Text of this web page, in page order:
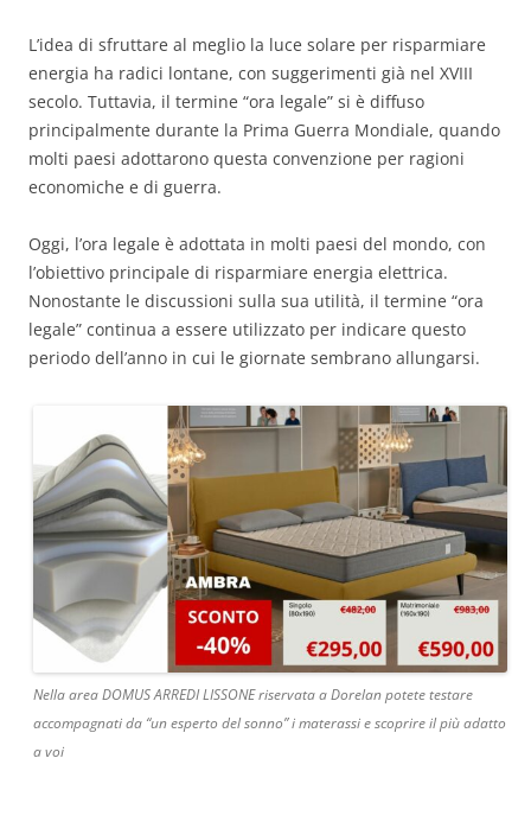
L’idea di sfruttare al meglio la luce solare per risparmiare
energia ha radici lontane, con suggerimenti già nel XVIII
secolo. Tuttavia, il termine “ora legale” si è diffuso
principalmente durante la Prima Guerra Mondiale, quando
molti paesi adottarono questa convenzione per ragioni
economiche e di guerra.
Oggi, l’ora legale è adottata in molti paesi del mondo, con
l’obiettivo principale di risparmiare energia elettrica.
Nonostante le discussioni sulla sua utilità, il termine “ora
legale” continua a essere utilizzato per indicare questo
periodo dell’anno in cui le giornate sembrano allungarsi.
Nella area DOMUS ARREDI LISSONE riservata a Dorelan potete testare
accompagnati da “un esperto del sonno” i materassi e scoprire il più adatto
a voi